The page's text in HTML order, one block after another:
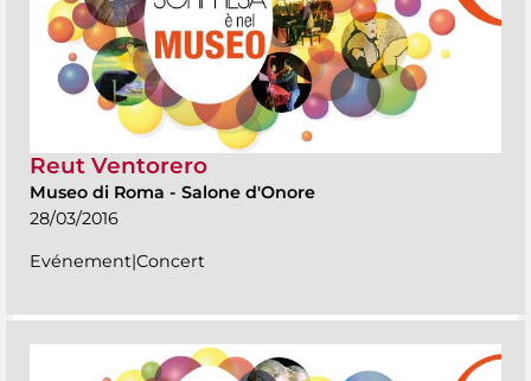
Reut Ventorero
Museo di Roma - Salone d'Onore
28/03/2016
Evénement|Concert